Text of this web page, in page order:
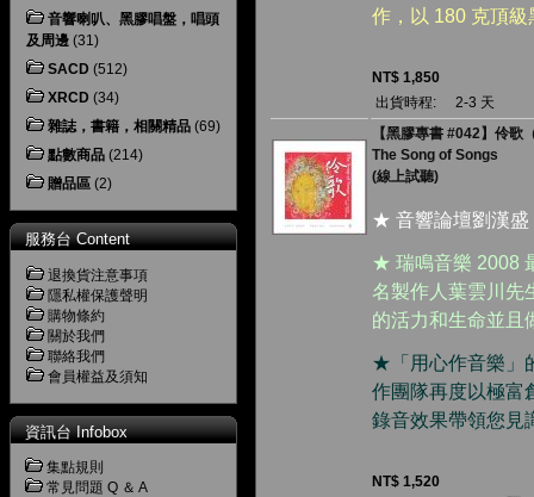
音響喇叭、黑膠唱盤，唱頭
及周邊 (31)
SACD (512)
XRCD (34)
雜誌，書籍，相關精品 (69)
點數商品 (214)
贈品區 (2)
服務台 Content
退換貨注意事項
隱私權保護聲明
購物條約
關於我們
聯絡我們
會員權益及須知
資訊台 Infobox
集點規則
常見問題 Q ＆ A
作，以 180 克頂
NT$ 1,850
出貨時程:
2-3 天
【黑膠專書 #042】伶歌
The Song of Songs
(線上試聽)
★ 音響論壇劉漢盛
★ 瑞鳴音樂 2008
名製作人葉雲川先
的活力和生命並且
★「用心作音樂」
作團隊再度以極富
錄音效果帶領您見
NT$ 1,520